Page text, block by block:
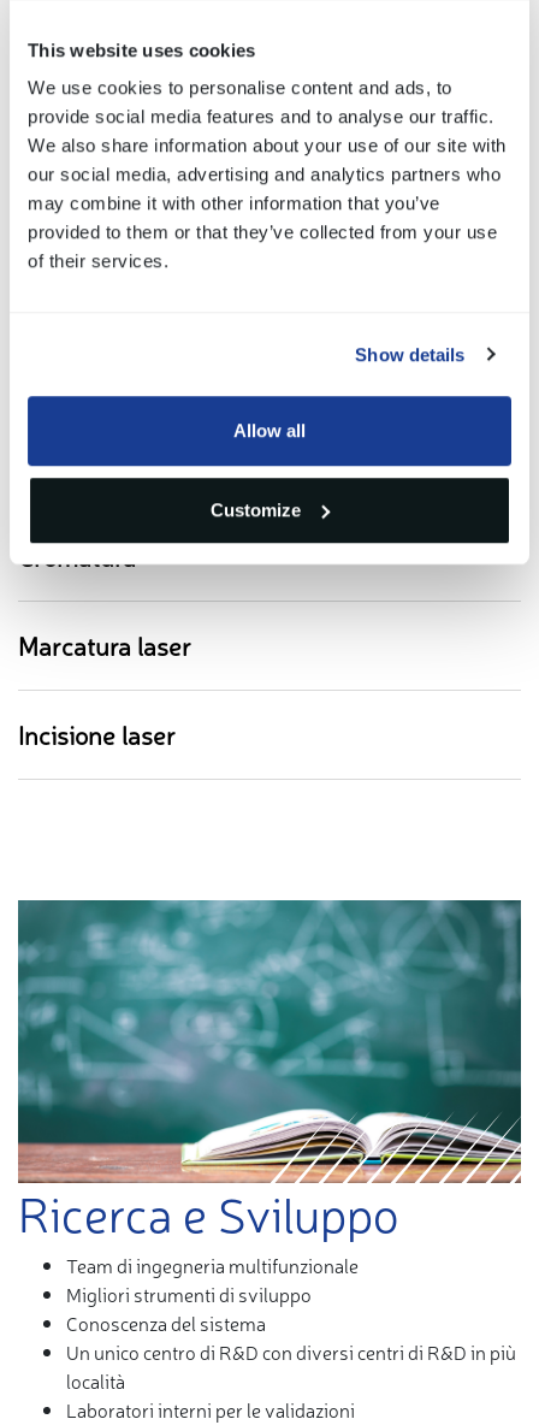
window)
This website uses cookies
We use cookies to personalise content and ads, to
provide social media features and to analyse our traffic.
We also share information about your use of our site with
our social media, advertising and analytics partners who
may combine it with other information that you’ve
provided to them or that they’ve collected from your use
of their services.
Show details
Allow all
Customize
Finiture estetiche
Verniciatura
Cromatura
Marcatura laser
Incisione laser
Ricerca e Sviluppo
Team di ingegneria multifunzionale
Migliori strumenti di sviluppo
Conoscenza del sistema
Un unico centro di R&D con diversi centri di R&D in più
località
Laboratori interni per le validazioni